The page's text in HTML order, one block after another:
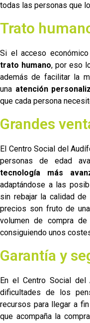
todas las personas que
Trato
Si el acceso
trato humano, por eso
además de facilitar la
una atención
que cada persona
Grandes
El Centro Social del
personas de edad
tecnología más
adaptándose a las
sin rebajar la calidad
precios son fruto de
volumen de compra
consiguiendo unos
Garantía y
En el Centro Social
dificultades de los
recursos para llegar a
que acompaña la